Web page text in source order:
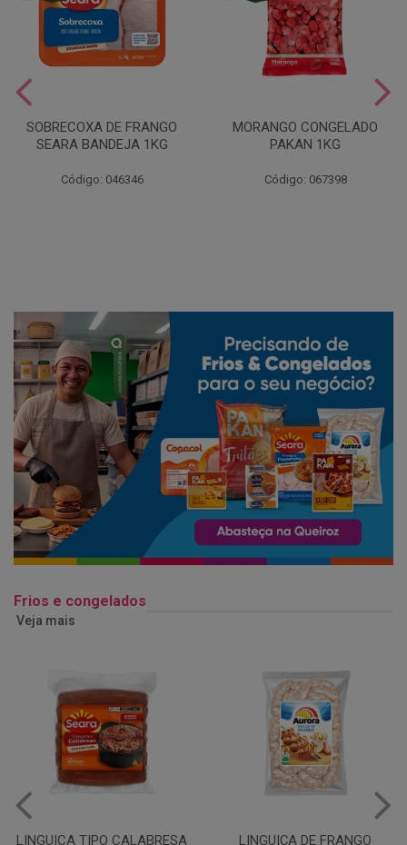
SOBRECOXA DE FRANGO
SEARA BANDEJA 1KG
Código: 046346
MORANGO CONGELADO
PAKAN 1KG
Código: 067398
Frios e congelados
Veja mais
LINGUIÇA DE FRANGO QUEIJO MUSSARELA